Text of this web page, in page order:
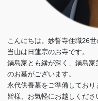
こんにちは。妙誓寺住職26世
当山は日蓮宗のお寺です。
鍋島家とも縁が深く、鍋島
のお墓がございます。
永代供養墓をご準備しており
皆様、お気軽にお越しくださ